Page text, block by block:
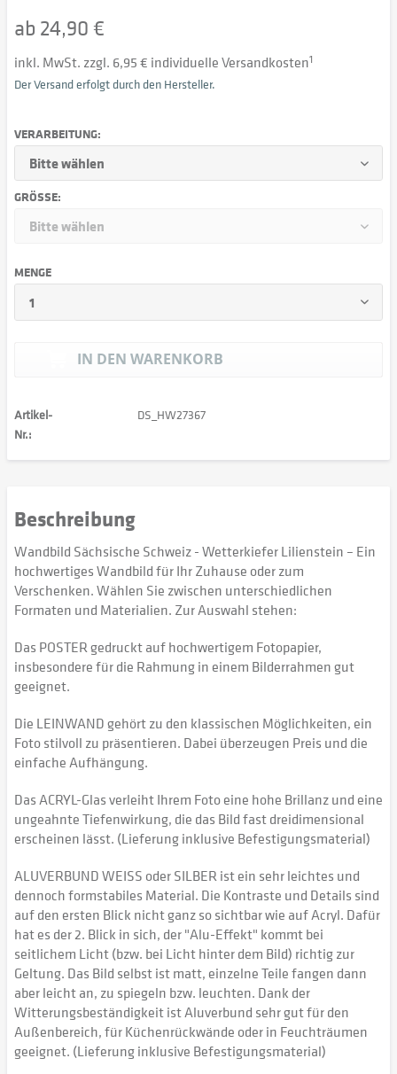
ab 24,90 €
inkl. MwSt. zzgl. 6,95 € individuelle Versandkosten1
Der Versand erfolgt durch den Hersteller.
VERARBEITUNG:
GRÖSSE:
MENGE
IN DEN WARENKORB
Artikel-
Nr.:
DS_HW27367
Beschreibung
Wandbild Sächsische Schweiz - Wetterkiefer Lilienstein – Ein
hochwertiges Wandbild für Ihr Zuhause oder zum
Verschenken. Wählen Sie zwischen unterschiedlichen
Formaten und Materialien. Zur Auswahl stehen:
Das POSTER gedruckt auf hochwertigem Fotopapier,
insbesondere für die Rahmung in einem Bilderrahmen gut
geeignet.
Die LEINWAND gehört zu den klassischen Möglichkeiten, ein
Foto stilvoll zu präsentieren. Dabei überzeugen Preis und die
einfache Aufhängung.
Das ACRYL-Glas verleiht Ihrem Foto eine hohe Brillanz und eine
ungeahnte Tiefenwirkung, die das Bild fast dreidimensional
erscheinen lässt. (Lieferung inklusive Befestigungsmaterial)
ALUVERBUND WEISS oder SILBER ist ein sehr leichtes und
dennoch formstabiles Material. Die Kontraste und Details sind
auf den ersten Blick nicht ganz so sichtbar wie auf Acryl. Dafür
hat es der 2. Blick in sich, der "Alu-Effekt" kommt bei
seitlichem Licht (bzw. bei Licht hinter dem Bild) richtig zur
Geltung. Das Bild selbst ist matt, einzelne Teile fangen dann
aber leicht an, zu spiegeln bzw. leuchten. Dank der
Witterungsbeständigkeit ist Aluverbund sehr gut für den
Außenbereich, für Küchenrückwände oder in Feuchträumen
geeignet. (Lieferung inklusive Befestigungsmaterial)